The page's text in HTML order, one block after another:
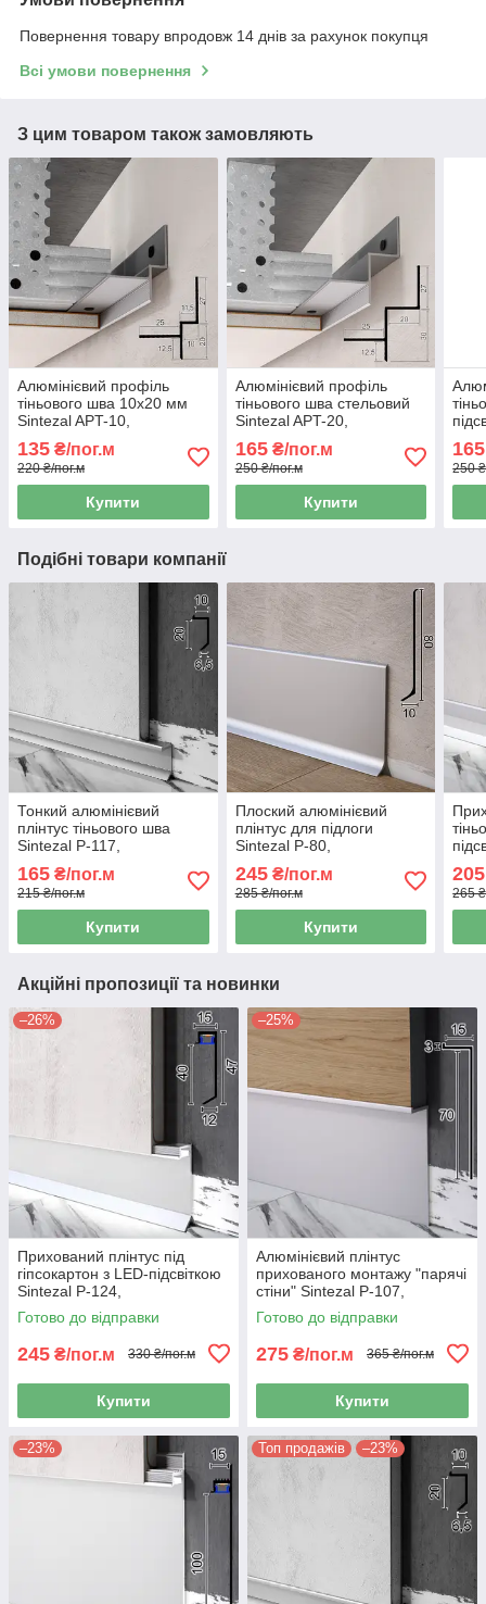
Повернення товару впродовж 14 днів за рахунок покупця
Всі умови повернення
З цим товаром також замовляють
Алюмінієвий профіль
тіньового шва 10х20 мм
Sintezal APT-10,
135 ₴/пог.м
220 ₴/пог.м
Купити
Алюмінієвий профіль
тіньового шва стельовий
Sintezal APT-20,
165₴/пог.м
250 ₴/пог.м
Купити
165
250
Подібні товари компанії
Тонкий алюмінієвий
плінтус тіньового шва
Sintezal P-117,
165 ₴/пог.м
215 ₴/пог.м
Купити
Плоский алюмінієвий
плінтус для підлоги
Sintezal P-80,
Анодований
245₴/пог.м
285 ₴/пог.м
Купити
205
265
Акційні пропозиції та новинки
–26%
Прихований плінтус під
гіпсокартон з LED-підсвіткою
Sintezal P-124,
100х15х2500мм. Без
покриття.
Готово до відправки
245 ₴/пог.м 330 ₴/пог.м
Купити
–25%
Алюмінієвий плінтус
прихованого монтажу "парячі
стіни" Sintezal P-107,
70х15х2500мм.
Готово до відправки
275 ₴/пог.м 365 ₴/пог.м
Купити
–23% Топ продажів –23%